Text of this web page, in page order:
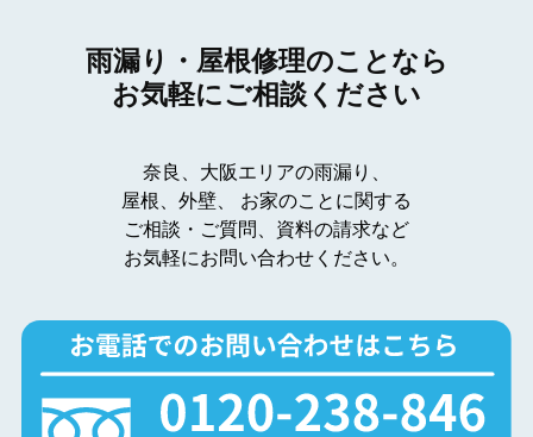
雨漏り・屋根修理のことなら
お気軽にご相談ください
奈良、大阪エリアの雨漏り、
屋根、外壁、
お家のことに関する
ご相談・ご質問、資料の請求など
お気軽にお問い合わせください。